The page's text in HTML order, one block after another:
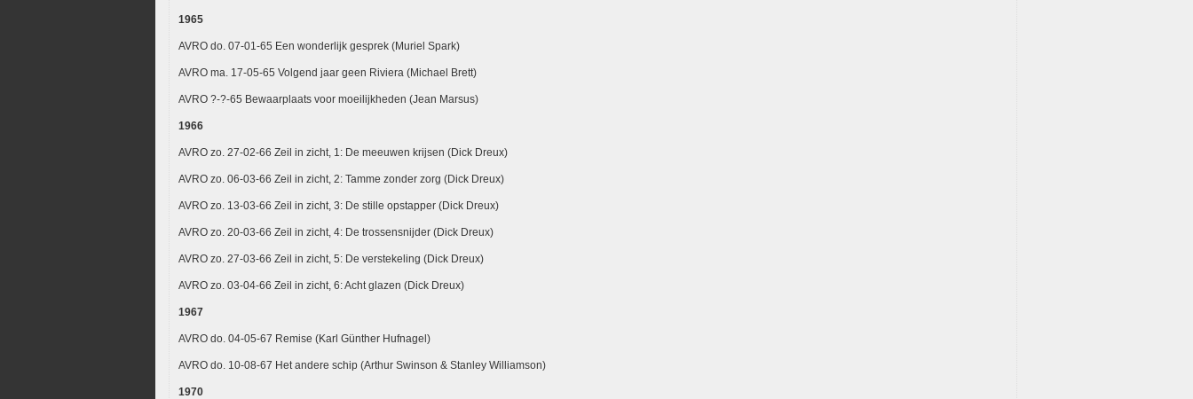
1965
AVRO do. 07-01-65 Een wonderlijk gesprek (Muriel Spark)
AVRO ma. 17-05-65 Volgend jaar geen Riviera (Michael Brett)
AVRO ?-?-65 Bewaarplaats voor moeilijkheden (Jean Marsus)
1966
AVRO zo. 27-02-66 Zeil in zicht, 1: De meeuwen krijsen (Dick Dreux)
AVRO zo. 06-03-66 Zeil in zicht, 2: Tamme zonder zorg (Dick Dreux)
AVRO zo. 13-03-66 Zeil in zicht, 3: De stille opstapper (Dick Dreux)
AVRO zo. 20-03-66 Zeil in zicht, 4: De trossensnijder (Dick Dreux)
AVRO zo. 27-03-66 Zeil in zicht, 5: De verstekeling (Dick Dreux)
AVRO zo. 03-04-66 Zeil in zicht, 6: Acht glazen (Dick Dreux)
1967
AVRO do. 04-05-67 Remise (Karl Günther Hufnagel)
AVRO do. 10-08-67 Het andere schip (Arthur Swinson & Stanley Williamson)
1970